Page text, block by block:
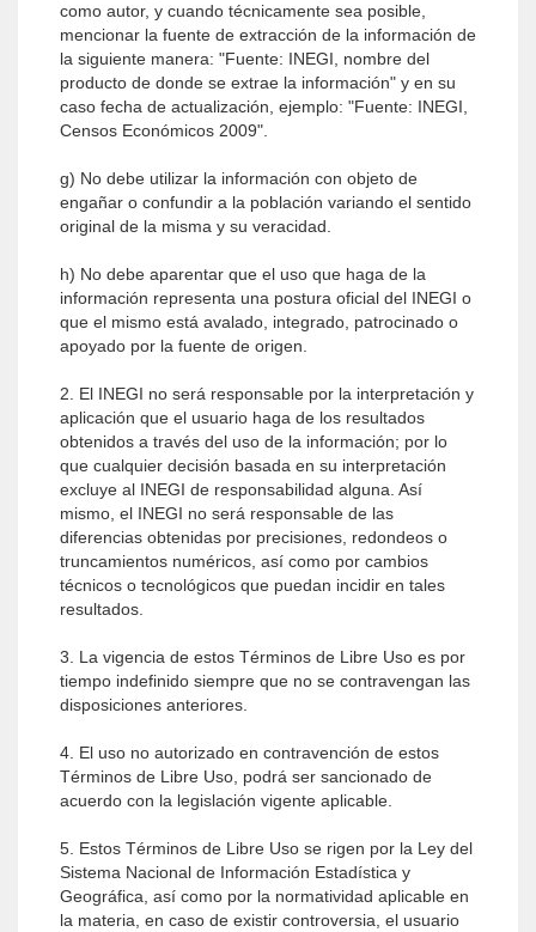
como autor, y cuando técnicamente sea posible,
mencionar la fuente de extracción de la información de
la siguiente manera: "Fuente: INEGI, nombre del
producto de donde se extrae la información" y en su
caso fecha de actualización, ejemplo: "Fuente: INEGI,
Censos Económicos 2009".
g) No debe utilizar la información con objeto de
engañar o confundir a la población variando el sentido
original de la misma y su veracidad.
h) No debe aparentar que el uso que haga de la
información representa una postura oficial del INEGI o
que el mismo está avalado, integrado, patrocinado o
apoyado por la fuente de origen.
2. El INEGI no será responsable por la interpretación y
aplicación que el usuario haga de los resultados
obtenidos a través del uso de la información; por lo
que cualquier decisión basada en su interpretación
excluye al INEGI de responsabilidad alguna. Así
mismo, el INEGI no será responsable de las
diferencias obtenidas por precisiones, redondeos o
truncamientos numéricos, así como por cambios
técnicos o tecnológicos que puedan incidir en tales
resultados.
3. La vigencia de estos Términos de Libre Uso es por
tiempo indefinido siempre que no se contravengan las
disposiciones anteriores.
4. El uso no autorizado en contravención de estos
Términos de Libre Uso, podrá ser sancionado de
acuerdo con la legislación vigente aplicable.
5. Estos Términos de Libre Uso se rigen por la Ley del
Sistema Nacional de Información Estadística y
Geográfica, así como por la normatividad aplicable en
la materia, en caso de existir controversia, el usuario